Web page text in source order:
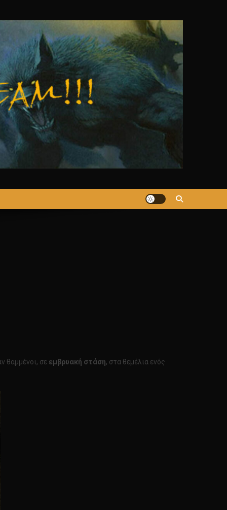
θαμμένοι, σε εμβρυακή στάση, στα θεμέλια ενός